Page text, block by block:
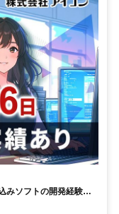
みソフトの開発経験 ✅
18時勤務